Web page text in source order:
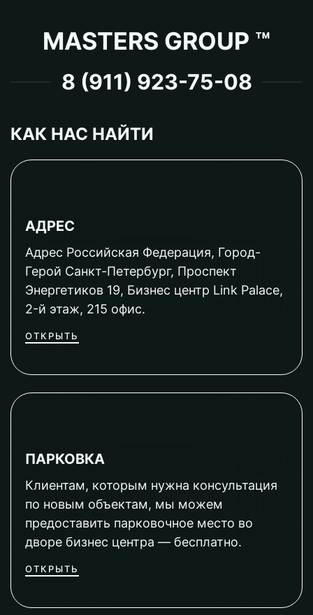
MASTERS GROUP ™
8 (911) 923-75-08
КАК НАС НАЙТИ
АДРЕС
Адрес Российская Федерация, Город-
Герой Санкт-Петербург, Проспект
Энергетиков 19, Бизнес центр Link Palace,
2-й этаж, 215 офис.
ОТКРЫТЬ
ПАРКОВКА
Клиентам, которым нужна консультация
по новым объектам, мы можем
предоставить парковочное место во
дворе бизнес центра — бесплатно.
ОТКРЫТЬ